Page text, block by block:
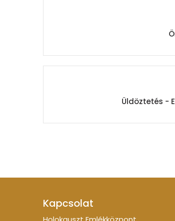
Üldöztetés -
Kapcsolat